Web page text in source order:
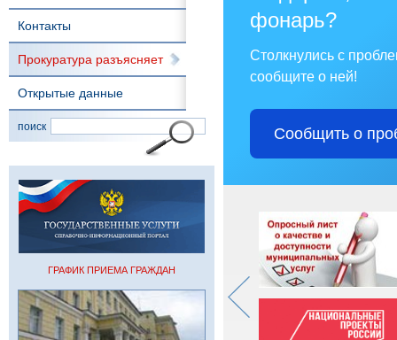
Контакты
Прокуратура разъясняет
Открытые данные
поиск
ГРАФИК ПРИЕМА ГРАЖДАН
фонарь?
Столкнулись с
сообщите о ней!
Сообщить о